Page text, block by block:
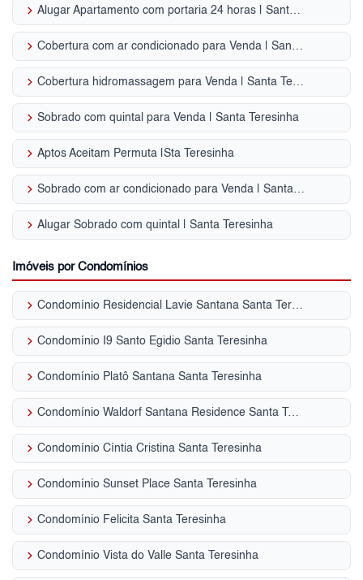
keyboard_arrow_right Alugar Apartamento com portaria 24 horas | Santa Teresinha
keyboard_arrow_right Cobertura com ar condicionado para Venda | Santa Teresinha
keyboard_arrow_right Cobertura hidromassagem para Venda | Santa Teresinha
keyboard_arrow_right Sobrado com quintal para Venda | Santa Teresinha
keyboard_arrow_right Aptos Aceitam Permuta |Sta Teresinha
keyboard_arrow_right Sobrado com ar condicionado para Venda | Santa Teresinha
keyboard_arrow_right Alugar Sobrado com quintal | Santa Teresinha
Imóveis por Condomínios
keyboard_arrow_right Condomínio Residencial Lavie Santana Santa Teresinha
keyboard_arrow_right Condomínio I9 Santo Egidio Santa Teresinha
keyboard_arrow_right Condomínio Platô Santana Santa Teresinha
keyboard_arrow_right Condomínio Waldorf Santana Residence Santa Teresinha
keyboard_arrow_right Condomínio Cíntia Cristina Santa Teresinha
keyboard_arrow_right Condomínio Sunset Place Santa Teresinha
keyboard_arrow_right Condomínio Felicita Santa Teresinha
keyboard_arrow_right Condomínio Vista do Valle Santa Teresinha